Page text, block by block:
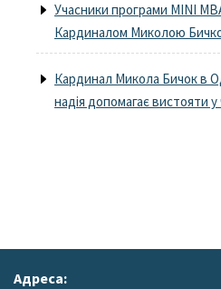
Учасники програми MINI
Кардиналом Миколою
Кардинал Микола Бичок в
надія допомагає вистояти у
Адреса: